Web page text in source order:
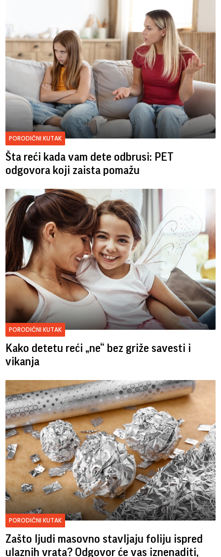
PORODIČNI KUTAK
Šta reći kada vam dete odbrusi: PET
odgovora koji zaista pomažu
PORODIČNI KUTAK
Kako detetu reći „ne“ bez griže savesti i
vikanja
PORODIČNI KUTAK
Zašto ljudi masovno stavljaju foliju ispred
ulaznih vrata? Odgovor će vas iznenaditi,